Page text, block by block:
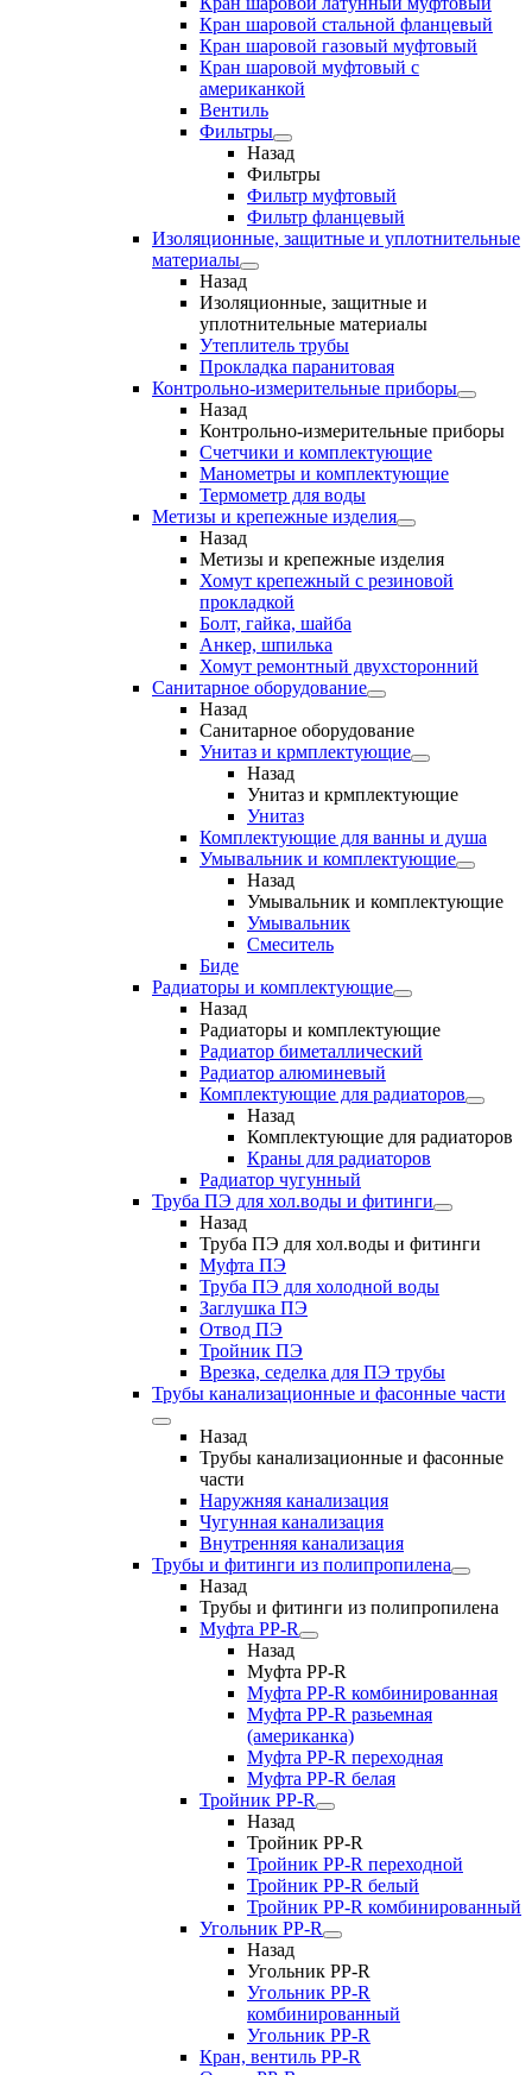
Кран шаровой стальной фланцевый
Кран шаровой газовый муфтовый
Кран шаровой муфтовый с
американкой
Вентиль
Фильтры
Назад
Фильтры
Фильтр муфтовый
Фильтр фланцевый
Изоляционные, защитные и уплотнительные
материалы
Назад
Изоляционные, защитные и
уплотнительные материалы
Утеплитель трубы
Прокладка паранитовая
Контрольно-измерительные приборы
Назад
Контрольно-измерительные приборы
Счетчики и комплектующие
Манометры и комплектующие
Термометр для воды
Метизы и крепежные изделия
Назад
Метизы и крепежные изделия
Хомут крепежный с резиновой
прокладкой
Болт, гайка, шайба
Анкер, шпилька
Хомут ремонтный двухсторонний
Санитарное оборудование
Назад
Санитарное оборудование
Унитаз и крмплектующие
Назад
Унитаз и крмплектующие
Унитаз
Комплектующие для ванны и душа
Умывальник и комплектующие
Назад
Умывальник и комплектующие
Умывальник
Смеситель
Биде
Радиаторы и комплектующие
Назад
Радиаторы и комплектующие
Радиатор биметаллический
Радиатор алюминевый
Комплектующие для радиаторов
Назад
Комплектующие для радиаторов
Краны для радиаторов
Радиатор чугунный
Труба ПЭ для хол.воды и фитинги
Назад
Труба ПЭ для хол.воды и фитинги
Муфта ПЭ
Труба ПЭ для холодной воды
Заглушка ПЭ
Отвод ПЭ
Тройник ПЭ
Врезка, седелка для ПЭ трубы
Трубы канализационные и фасонные части
Назад
Трубы канализационные и фасонные
части
Наружняя канализация
Чугунная канализация
Внутренняя канализация
Трубы и фитинги из полипропилена
Назад
Трубы и фитинги из полипропилена
Муфта PP-R
Назад
Муфта PP-R
Муфта РР-R комбинированная
Муфта РР-R разьемная
(американка)
Муфта РР-R переходная
Муфта РР-R белая
Тройник PP-R
Назад
Тройник PP-R
Тройник РР-R переходной
Тройник РР-R белый
Тройник РР-R комбинированный
Угольник PP-R
Назад
Угольник PP-R
Угольник РР-R
комбинированный
Угольник РР-R
Кран, вентиль PP-R